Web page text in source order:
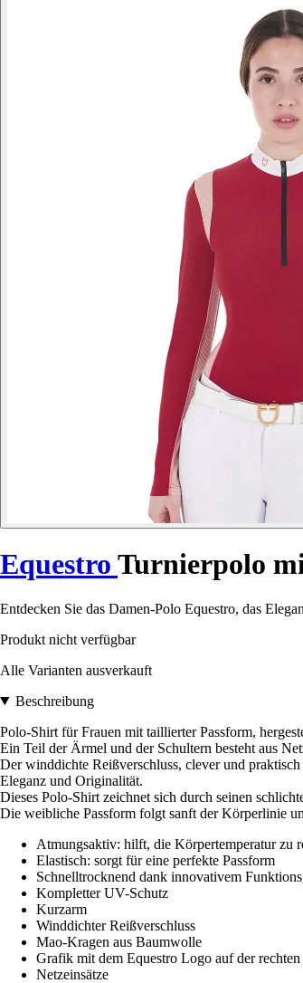
Equestro Turnierpolo
Entdecken Sie das Damen-Polo Equestro, das
Produkt nicht verfügbar
Alle Varianten ausverkauft
Beschreibung
Polo-Shirt für Frauen mit taillierter Passform,
Ein Teil der Ärmel und der Schultern besteht aus
Der winddichte Reißverschluss, clever und
Eleganz und Originalität.
Dieses Polo-Shirt zeichnet sich durch seinen
Die weibliche Passform folgt sanft der Körperlinie
Atmungsaktiv: hilft, die Körpertemperatur zu
Elastisch: sorgt für eine perfekte Passform
Schnelltrocknend dank innovativem
Kompletter UV-Schutz
Kurzarm
Winddichter Reißverschluss
Mao-Kragen aus Baumwolle
Grafik mit dem Equestro Logo auf der rechten
Netzeinsätze